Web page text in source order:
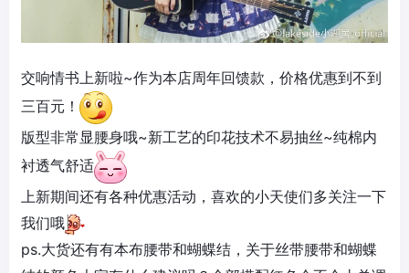
交响情书上新啦~作为本店周年回馈款，价格优惠到不到
三百元！
版型非常显腰身哦~新工艺的印花技术不易抽丝~纯棉内
衬透气舒适
上新期间还有各种优惠活动，喜欢的小天使们多关注一下
我们哦
ps.大货还有有本布腰带和蝴蝶结，关于丝带腰带和蝴蝶